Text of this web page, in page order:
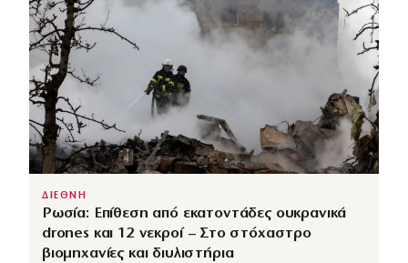
ΔΙΕΘΝΗ
Ρωσία: Επίθεση από εκατοντάδες ουκρανικά
drones και 12 νεκροί – Στο στόχαστρο
βιομηχανίες και διυλιστήρια